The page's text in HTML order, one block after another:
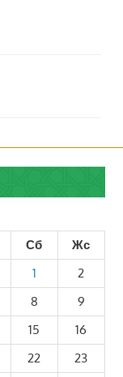
Сб
Жс
1
2
8
9
15
16
22
23